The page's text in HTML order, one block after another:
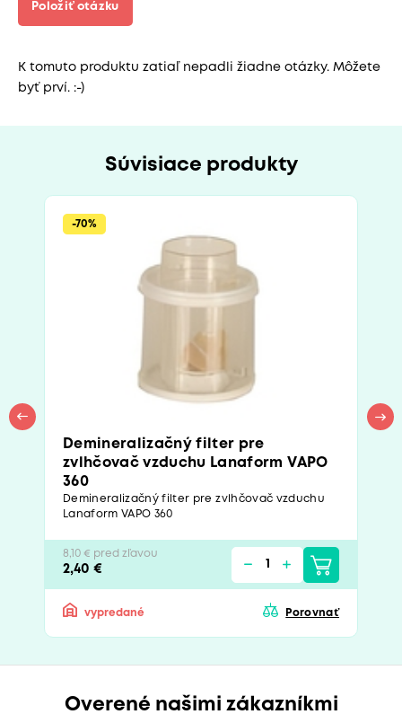
Položiť otázku
K tomuto produktu zatiaľ nepadli žiadne otázky. Môžete
byť prví. :-)
Súvisiace produkty
-70%
Demineralizačný filter pre
zvlhčovač vzduchu Lanaform VAPO
360
Demineralizačný filter pre zvlhčovač vzduchu
Lanaform VAPO 360
8,10 € pred zľavou
2,40 €
vypredané Porovnať
Overené našimi zákazníkmi